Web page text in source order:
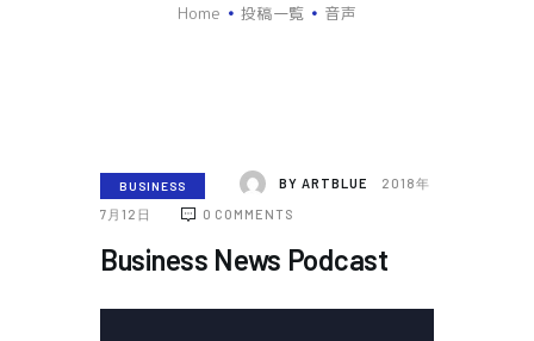
Home 投稿一覧 音声
働く職場について
BUSINESS BYARTBLUE 2018年
7月12日 0 COMMENTS
Business News Podcast